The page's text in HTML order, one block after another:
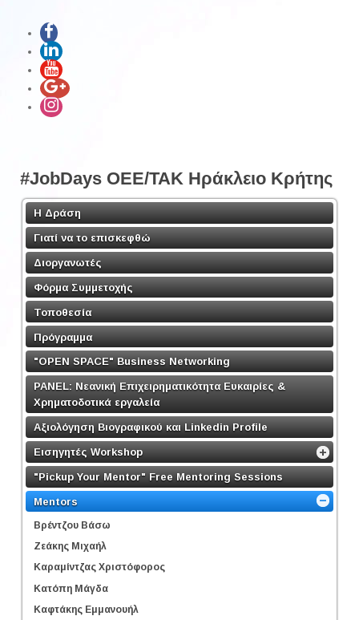
#JobDays OEE/TAK Ηράκλειο Κρήτης
Η Δράση
Γιατί να το επισκεφθώ
Διοργανωτές
Φόρμα Συμμετοχής
Τοποθεσία
Πρόγραμμα
"OPEN SPACE" Business Networking
PANEL: Νεανική Επιχειρηματικότητα Ευκαιρίες &
Χρηματοδοτικά εργαλεία
Αξιολόγηση Βιογραφικού και Linkedin Profile
Εισηγητές Workshop
"Pickup Your Mentor" Free Mentoring Sessions
Mentors
Βρέντζου Βάσω
Ζεάκης Μιχαήλ
Καραμίντζας Χριστόφορος
Κατόπη Μάγδα
Καφτάκης Εμμανουήλ